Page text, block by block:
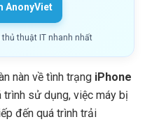
AnonyViet
thuật IT nhanh nhất
nàn về tình trạng iPhone
trình sử dụng, việc máy bị
đến quá trình trải